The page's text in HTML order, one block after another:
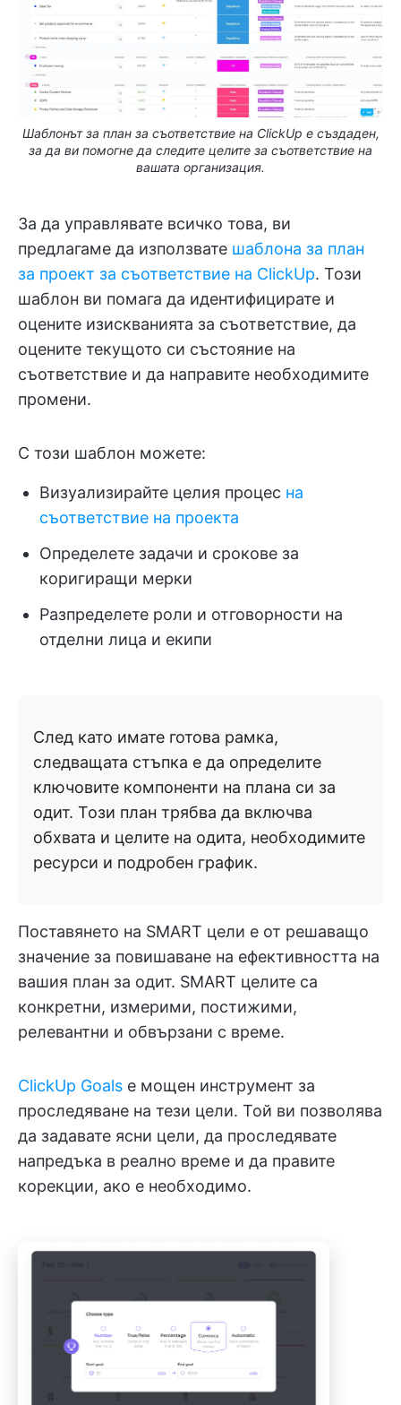
Шаблонът за план за съответствие на ClickUp е създаден,
за да ви помогне да следите целите за съответствие на
вашата организация.
За да управлявате всичко това, ви
предлагаме да използвате шаблона за план
за проект за съответствие на ClickUp. Този
шаблон ви помага да идентифицирате и
оцените изискванията за съответствие, да
оцените текущото си състояние на
съответствие и да направите необходимите
промени.
С този шаблон можете:
Визуализирайте целия процес на
съответствие на проекта
Определете задачи и срокове за
коригиращи мерки
Разпределете роли и отговорности на
отделни лица и екипи
След като имате готова рамка,
следващата стъпка е да определите
ключовите компоненти на плана си за
одит. Този план трябва да включва
обхвата и целите на одита, необходимите
ресурси и подробен график.
Поставянето на SMART цели е от решаващо
значение за повишаване на ефективността на
вашия план за одит. SMART целите са
конкретни, измерими, постижими,
релевантни и обвързани с време.
ClickUp Goals е мощен инструмент за
проследяване на тези цели. Той ви позволява
да задавате ясни цели, да проследявате
напредъка в реално време и да правите
корекции, ако е необходимо.